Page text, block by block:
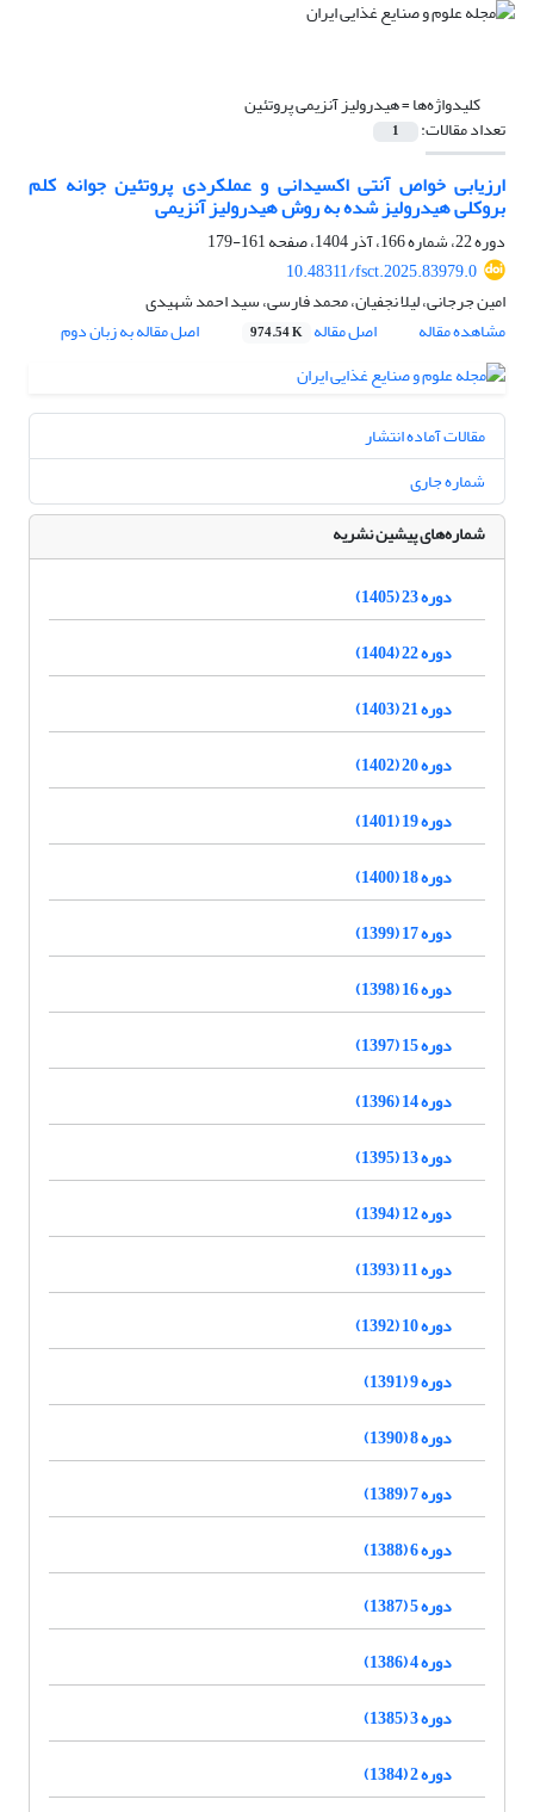
کلیدواژه‌ها =هیدرولیز آنزیمی پروتئین
تعداد مقالات: 1
ارزیابی خواص آنتی اکسیدانی و عملکردی پروتئین جوانه کلم
بروکلی هیدرولیز شده به روش هیدرولیز آنزیمی
دوره 22، شماره 166، آذر 1404، صفحه
161-179
10.48311/fsct.2025.83979.0
امین جرجانی، لیلا نجفیان، محمد فارسی، سید احمد شهیدی
مشاهده مقاله
اصل مقاله 974.54 K اصل مقاله به زبان دوم
مقالات آماده انتشار
شماره جاری
شماره‌های پیشین نشریه
دوره 23 (1405)
دوره 22 (1404)
دوره 21 (1403)
دوره 20 (1402)
دوره 19 (1401)
دوره 18 (1400)
دوره 17 (1399)
دوره 16 (1398)
دوره 15 (1397)
دوره 14 (1396)
دوره 13 (1395)
دوره 12 (1394)
دوره 11 (1393)
دوره 10 (1392)
دوره 9 (1391)
دوره 8 (1390)
دوره 7 (1389)
دوره 6 (1388)
دوره 5 (1387)
دوره 4 (1386)
دوره 3 (1385)
دوره 2 (1384)